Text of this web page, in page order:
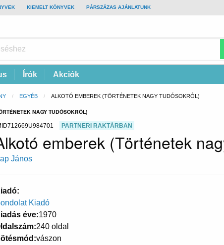
KIEMELT KÖNYVEK PÁRSZÁZAS AJÁNLATUNK
Írók Akciók
EGYÉB CURRENT:
ALKOTÓ EMBEREK (TÖRTÉNETEK NAGY TUDÓSOKRÓL)
NAGY TUDÓSOKRÓL)
PARTNERI RAKTÁRBAN
emberek (Történetek
János
Kiadó
éve 1970
240 oldal
vászon